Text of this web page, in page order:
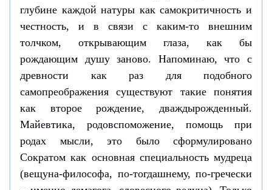
глубине каждой натуры как самокритичность и
честность, и в связи с каким-то внешним
толчком, открывающим глаза, как бы
рождающим душу заново. Напоминаю, что с
древности как раз для подобного
самопреображения существуют такие понятия
как второе рождение, дваждырожденный.
Майевтика, родовспоможение, помощь при
родах мысли, это было сформулировано
Сократом как основная специальность мудреца
(вещуна-философа, по-тогдашнему, по-гречески